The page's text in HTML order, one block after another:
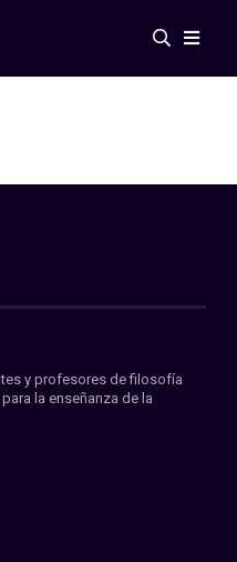
y profesores de filosofía
la enseñanza de la